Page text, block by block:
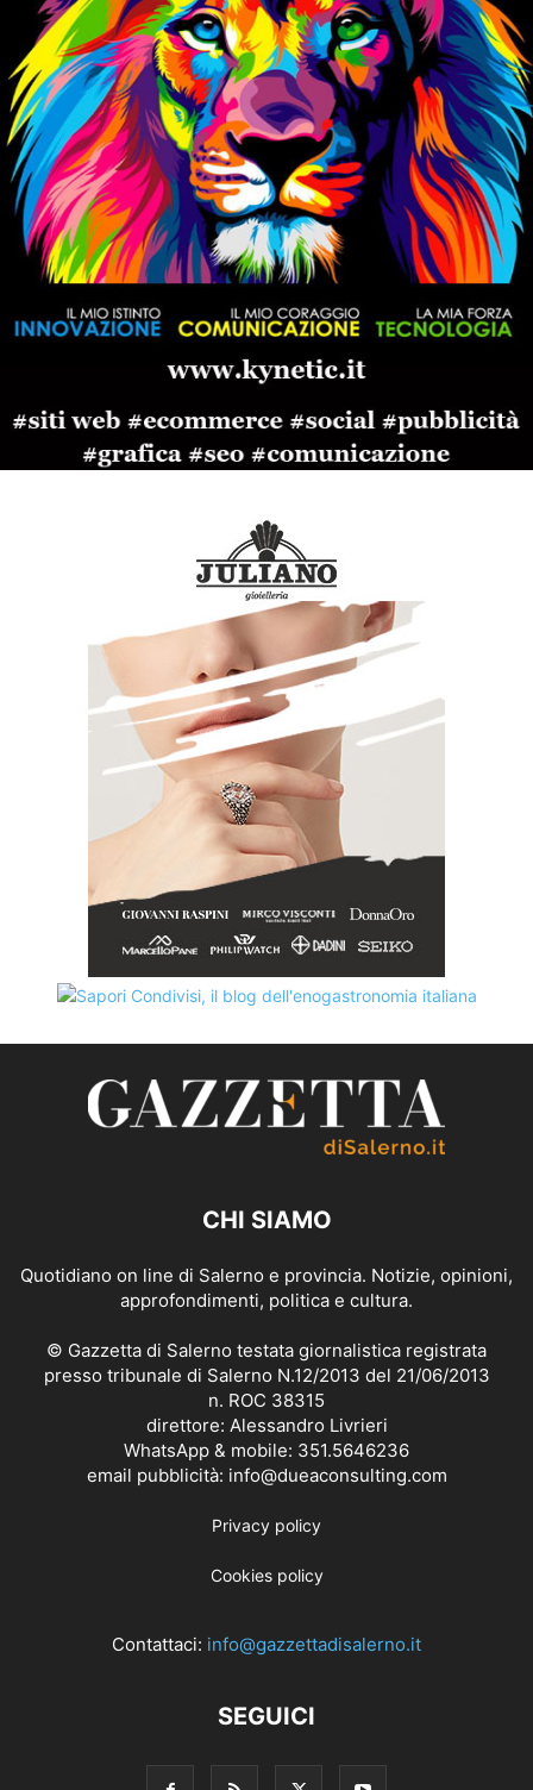
CHI SIAMO
Quotidiano on line di Salerno e provincia. Notizie, opinioni,
approfondimenti, politica e cultura.
© Gazzetta di Salerno testata giornalistica registrata
presso tribunale di Salerno N.12/2013 del 21/06/2013
n. ROC 38315
direttore: Alessandro Livrieri
WhatsApp & mobile: 351.5646236
email pubblicità: info@dueaconsulting.com
Privacy policy
Cookies policy
Contattaci: info@gazzettadisalerno.it
SEGUICI